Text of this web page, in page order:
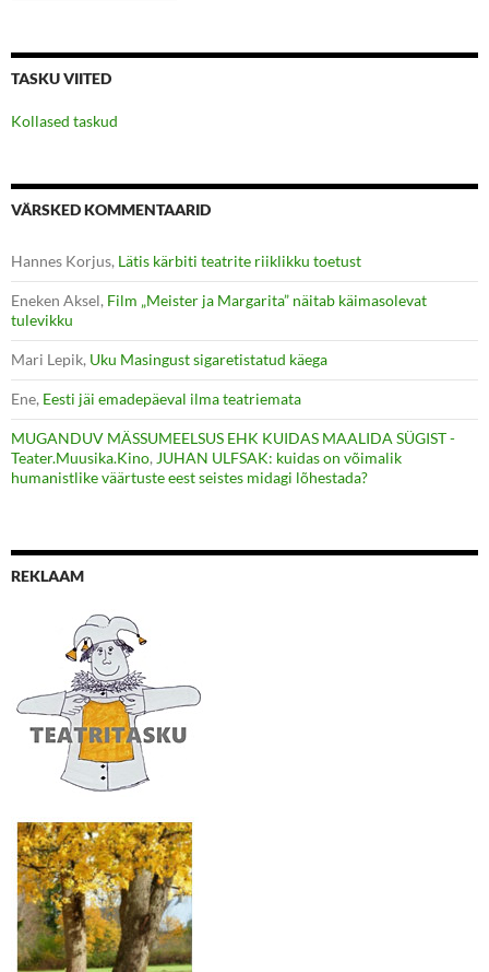
TASKU VIITED
Kollased taskud
VÄRSKED KOMMENTAARID
Hannes Korjus, Lätis kärbiti teatrite riiklikku toetust
Eneken Aksel, Film „Meister ja Margarita” näitab käimasolevat
tulevikku
Mari Lepik, Uku Masingust sigaretistatud käega
Ene, Eesti jäi emadepäeval ilma teatriemata
MUGANDUV MÄSSUMEELSUS EHK KUIDAS MAALIDA SÜGIST -
Teater.Muusika.Kino, JUHAN ULFSAK: kuidas on võimalik
humanistlike väärtuste eest seistes midagi lõhestada?
REKLAAM